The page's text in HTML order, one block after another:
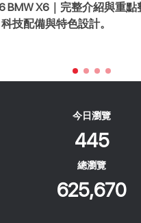
力性
技配備與特色設計。
今日瀏覽
445
總瀏覽
625,670